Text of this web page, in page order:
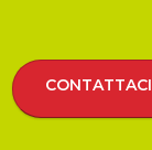
CONTATTACI